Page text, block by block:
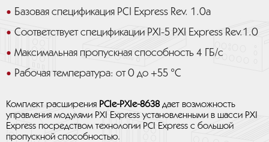
Базовая спецификация PCI Express Rev. 1.0a
Соответствует спецификации PXI-5 PXI Express Rev.1.0
Максимальная пропускная способность 4 ГБ/с
Рабочая температура: от 0 до +55 °C
Комплект расширения PCIe-PXIe-8638дает возможность
управления модулями PXI Express установленными в шасси PXI
Express посредством технологии PCI Express с большой
пропускной способностью.